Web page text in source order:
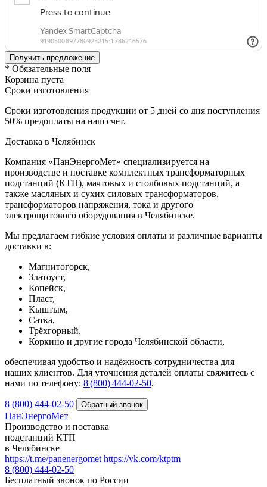
* Обязательные поля
Корзина пуста
Сроки изготовления
Сроки изготовления продукции от 5 дней со дня поступления
50% предоплаты на наш счет.
Доставка в Челябинск
Компания «ПанЭнергоМет» специализируется на
производстве и поставке комплектных трансформаторных
подстанций (КТП), мачтовых и столбовых подстанций, а
также масляных и сухих силовых трансформаторов,
трансформаторов напряжения, тока и другого
электрощитового оборудования в Челябинске.
Мы предлагаем гибкие условия оплаты и различные варианты
доставки в:
Магнитогорск,
Златоуст,
Копейск,
Пласт,
Кыштым,
Сатка,
Трёхгорный,
Коркино и другие города Челябинской области,
обеспечивая удобство и надёжность сотрудничества для
наших клиентов. Для уточнения деталей оплаты свяжитесь с
нами по телефону: 8 (800) 444‑02‑50.
8 (800) 444-02-50
ПанЭнергоМет
Производство и поставка
подстанций КТП
в Челябинске
https://t.me/panenergomet https://vk.com/ktptm
8 (800) 444-02-50
Бесплатный звонок по России